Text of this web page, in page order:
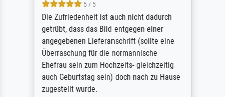
5 / 5
Die Zufriedenheit ist auch nicht dadurch
getrübt, dass das Bild entgegen einer
angegebenen Lieferanschrift (sollte eine
Überraschung für die normannische
Ehefrau sein zum Hochzeits- gleichzeitig
auch Geburtstag sein) doch nach zu Hause
zugestellt wurde.